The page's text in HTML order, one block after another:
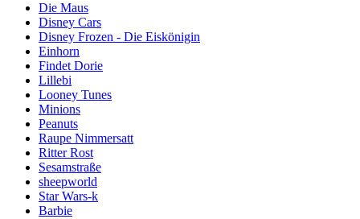
Die Maus
Disney Cars
Disney Frozen - Die Eiskönigin
Einhorn
Findet Dorie
Lillebi
Looney Tunes
Minions
Peanuts
Raupe Nimmersatt
Ritter Rost
Sesamstraße
sheepworld
Star Wars-k
Barbie